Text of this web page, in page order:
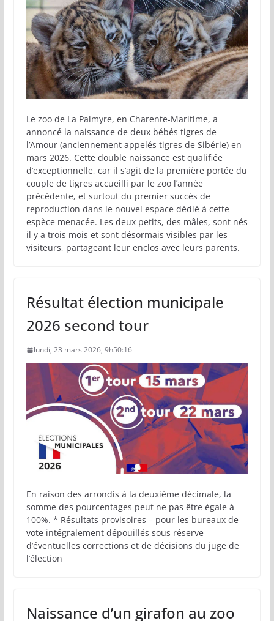
Le zoo de La Palmyre, en Charente-Maritime, a
annoncé la naissance de deux bébés tigres de
l’Amour (anciennement appelés tigres de Sibérie) en
mars 2026. Cette double naissance est qualifiée
d’exceptionnelle, car il s’agit de la première portée du
couple de tigres accueilli par le zoo l’année
précédente, et surtout du premier succès de
reproduction dans le nouvel espace dédié à cette
espèce menacée. Les deux petits, des mâles, sont nés
il y a trois mois et sont désormais visibles par les
visiteurs, partageant leur enclos avec leurs parents.
Résultat élection municipale
2026 second tour
lundi, 23 mars 2026, 9h50:16
En raison des arrondis à la deuxième décimale, la
somme des pourcentages peut ne pas être égale à
100%. * Résultats provisoires – pour les bureaux de
vote intégralement dépouillés sous réserve
d’éventuelles corrections et de décisions du juge de
l’élection
Naissance d’un girafon au zoo